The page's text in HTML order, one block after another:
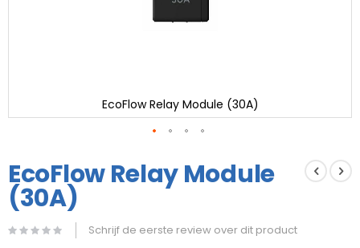
EcoFlow Relay Module (30A)
naar
het
begin
van
afbeeldingen-
EcoFlow Relay Module
(30A)
Schrijf de eerste review over dit product